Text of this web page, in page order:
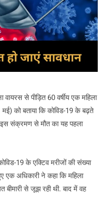
से पीड़ित 60 वर्षीय एक महिला
मई) को बताया कि कोविड-19 के बढ़ते
इस संक्रमण से मौत का यह पहला
19 के एक्टिव मरीजों की संख्या
एक अधिकारी ने कहा कि महिला
बीमारी से जूझ रही थी. बाद में वह